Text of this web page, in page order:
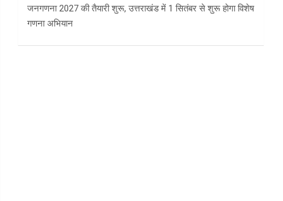
जनगणना 2027 की तैयारी शुरू, उत्तराखंड में 1 सितंबर से शुरू होगा विशेष
गणना अभियान